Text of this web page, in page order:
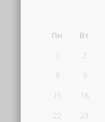
Пн
Вт
1
2
8
9
15
16
22
23